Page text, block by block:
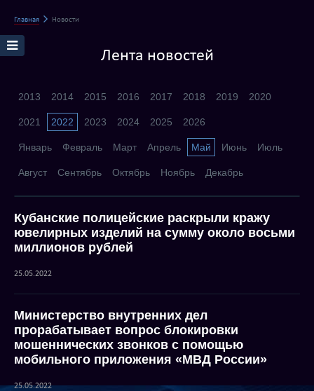
Главная Новости
Лента новостей
2013 2014 2015 2016 2017 2018 2019 2020
2021 2022 2023 2024 2025 2026
Январь Февраль Март Апрель Май Июнь Июль
Август Сентябрь Октябрь Ноябрь Декабрь
Кубанские полицейские раскрыли кражу
ювелирных изделий на сумму около восьми
миллионов рублей
25.05.2022
Министерство внутренних дел
прорабатывает вопрос блокировки
мошеннических звонков с помощью
мобильного приложения «МВД России»
25.05.2022